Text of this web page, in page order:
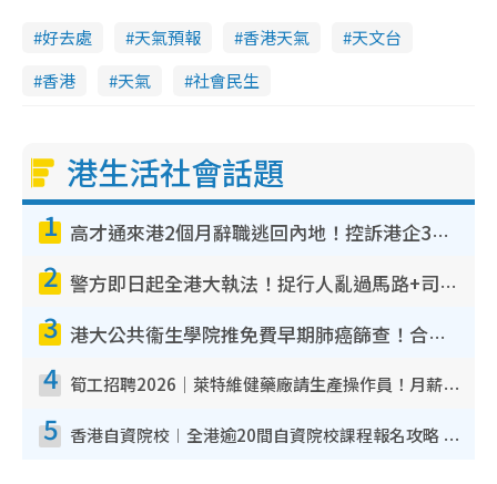
好去處 天氣預報 香港天氣
天文台
香港
天氣 社會民生
港生活社會話題
1 高才通來港2個月辭職逃回內地！控訴港企3宗罪 歎微管理極窒息
2 警方即日起全港大執法！捉行人亂過馬路+司機不專注駕駛！亂過馬路罰$2000
3 港大公共衞生學院推免費早期肺癌篩查！合資格人士將獲全額資助定期血液化驗／電腦斷層掃描／風險評估
4 筍工招聘2026｜萊特維健藥廠請生產操作員！月薪高達$1.7萬 冷氣廠房/五天工作/保證雙糧
5 香港自資院校︱全港逾20間自資院校課程報名攻略 留位費可退/申請日期/報名連結